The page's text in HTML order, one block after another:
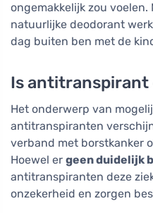
ongemakkelijk zou voelen.
natuurlijke deodorant
dag buiten ben met de
Is antitranspirant
Het onderwerp van
antitranspiranten
verband met borstkanker
Hoewel er geen duidelijk
antitranspiranten deze
onzekerheid en zorgen